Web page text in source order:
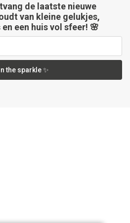
de laatste nieuwe
van kleine gelukjes,
een huis vol sfeer! 🌸
the sparkle ✨